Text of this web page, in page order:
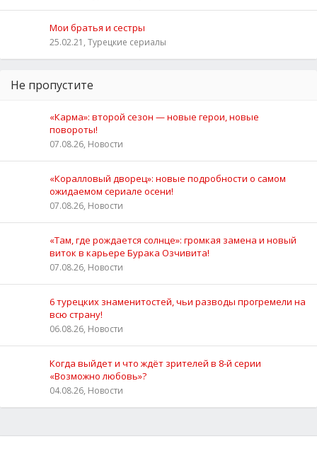
Мои братья и сестры
25.02.21, Турецкие сериалы
Не пропустите
«Карма»: второй сезон — новые герои, новые
повороты!
07.08.26, Новости
«Коралловый дворец»: новые подробности о самом
ожидаемом сериале осени!
07.08.26, Новости
«Там, где рождается солнце»: громкая замена и новый
виток в карьере Бурака Озчивита!
07.08.26, Новости
6 турецких знаменитостей, чьи разводы прогремели на
всю страну!
06.08.26, Новости
Когда выйдет и что ждёт зрителей в 8-й серии
«Возможно любовь»?
04.08.26, Новости